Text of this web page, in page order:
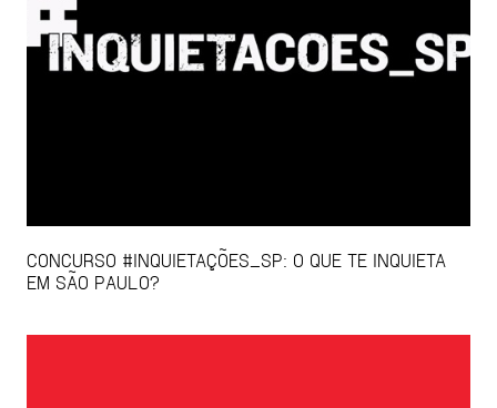
CONCURSO #INQUIETAÇÕES_SP: O QUE TE INQUIETA
EM SÃO PAULO?